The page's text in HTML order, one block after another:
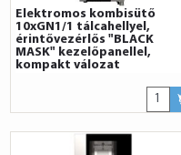
Elektromos kombisütő
10xGN1/1 tálcahellyel,
érintővezérlős "BLACK
MASK" kezelőpanellel,
kompakt válozat